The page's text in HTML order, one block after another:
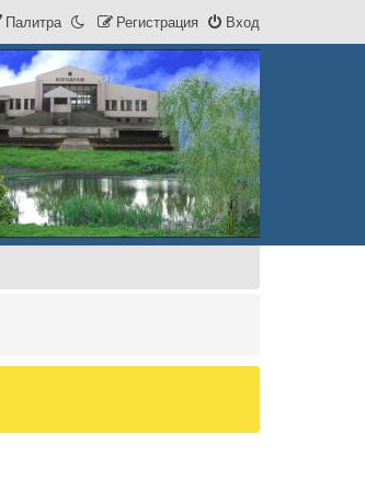
Вход
Регистрация
Палитра